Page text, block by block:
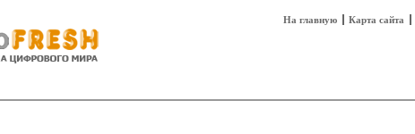
На главную Карта сайта